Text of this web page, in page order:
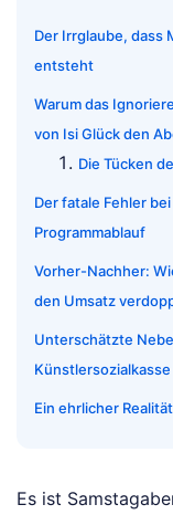
Der Irrglaube, dass
entsteht
Warum das
von Isi Glück den
Die Tücken
Der fatale Fehler
Programmablauf
Vorher-Nachher:
den Umsatz
Unterschätzte
Künstlersozialkasse
Ein ehrlicher
Es ist